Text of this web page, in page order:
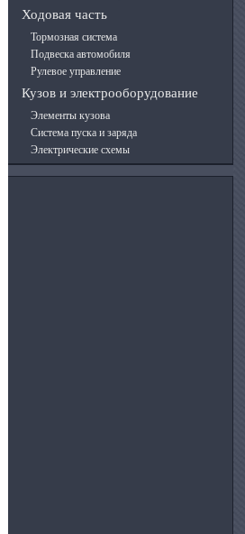
Ходовая часть
Тормозная система
Подвеска автомобиля
Рулевое управление
Кузов и электрооборудование
Элементы кузова
Система пуска и заряда
Электрические схемы